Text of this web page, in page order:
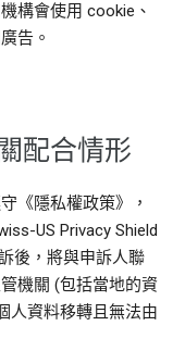
構會使用 cookie、
告。
配合情形
《隱私權政策》，
US Privacy Shield
後，將與申訴人聯
機關 (包括當地的資
人資料移轉且無法由